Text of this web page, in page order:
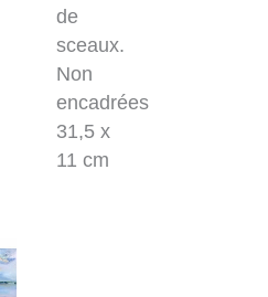
de
sceaux.
Non
encadrées
31,5 x
11 cm